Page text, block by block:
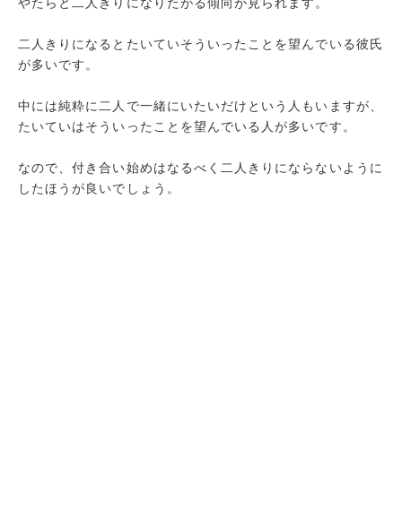
二人きりになるとたいていそういったことを望んでいる彼氏
が多いです。
中には純粋に二人で一緒にいたいだけという人もいますが、
たいていはそういったことを望んでいる人が多いです。
なので、付き合い始めはなるべく二人きりにならないように
したほうが良いでしょう。